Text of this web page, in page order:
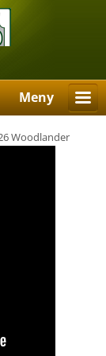
Meny
Woodlander